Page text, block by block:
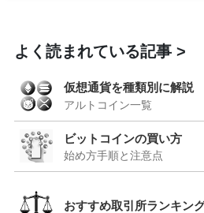
よく読まれている記事
仮想通貨を種類別に解説
アルトコイン一覧
ビットコインの買い方
始め方手順と注意点
おすすめ取引所ランキン